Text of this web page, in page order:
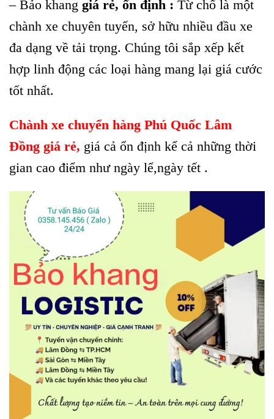
– Bảo khang giá rẻ, ổn định : Từ chổ là một
chành xe chuyên tuyến, sở hữu nhiều đầu xe
đa dạng về tải trọng. Chúng tôi sắp xếp kết
hợp linh động các loại hàng mang lại giá cước
tốt nhất.
Chành xe chuyển hàng Phú Quốc Lâm
Đồng giá rẻ, giá cả ổn định kể cả những thời
gian cao điểm như ngày lể,ngày tết .